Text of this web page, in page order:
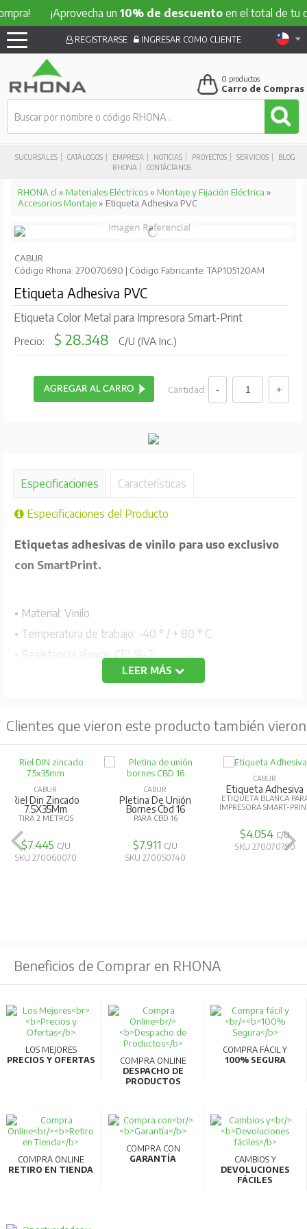
¡Aprovecha un10% de descuentoen el total de tu
SUCURSALES CATÁLOGOS EMPRESA NOTICIAS PROYECTOS SERVICIOS
BLOG
RHONA
CONTÁCTANOS
REGISTRARSE INGRESAR COMO CLIENTE
0 productos
Carro de Compras
RHONA.cl » Materiales Eléctricos» Montaje y Fijación Eléctrica »
Accesorios Montaje» Etiqueta Adhesiva PVC
CABUR
Código Rhona: 270070690 | Código Fabricante: TAP105120AM
Etiqueta Adhesiva PVC
Etiqueta Color Metal para Impresora Smart-Print
Precio: $ 28.348 C/U (IVA Inc.)
Cantidad:
Especificaciones Características
Especificaciones del Producto
Etiquetas adhesivas de vinilo para uso exclusivo
con SmartPrint.
• Material: Vinilo
• Temperatura de trabajo: -40 ° / + 80 ° C.
• Resistencia al roce: CEI 16-7.
Etiqueta en vinilo para equipos 105x120 mm.
LEER MÁS
Clientes que vieron este producto también vieron
Etiqueta Adhesiva
ETIQUETA BLANCA PARA
IMPRESORA SMART-PRINT
SKU 270070790
Cinta Para Smartprint
Plus
COLOR ROJO - 300M
$313.793
SKU 270070070
Soporte
PARA
$3.793
SKU
Beneficios de Comprar en RHONA
LOS MEJORES
PRECIOS Y OFERTAS
COMPRA ONLINE
DESPACHO DE
PRODUCTOS
COMPRA FÁCIL Y
100% SEGURA
COMPRA ONLINE
RETIRO EN TIENDA
COMPRA CON
GARANTÍA
CAMBIOS Y
DEVOLUCIONES
FÁCILES